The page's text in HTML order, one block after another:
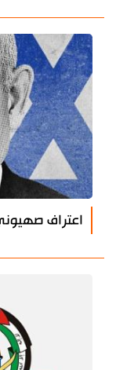
اعتراف